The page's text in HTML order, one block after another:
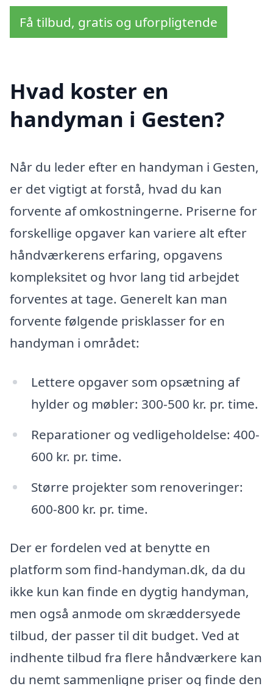
Få tilbud, gratis og uforpligtende
Hvad koster en
handyman i Gesten?
Når du leder efter en handyman i Gesten,
er det vigtigt at forstå, hvad du kan
forvente af omkostningerne. Priserne for
forskellige opgaver kan variere alt efter
håndværkerens erfaring, opgavens
kompleksitet og hvor lang tid arbejdet
forventes at tage. Generelt kan man
forvente følgende prisklasser for en
handyman i området:
Lettere opgaver som opsætning af
hylder og møbler: 300-500 kr. pr. time.
Reparationer og vedligeholdelse: 400-
600 kr. pr. time.
Større projekter som renoveringer:
600-800 kr. pr. time.
Der er fordelen ved at benytte en
platform som find-handyman.dk, da du
ikke kun kan finde en dygtig handyman,
men også anmode om skræddersyede
tilbud, der passer til dit budget. Ved at
indhente tilbud fra flere håndværkere kan
du nemt sammenligne priser og finde den